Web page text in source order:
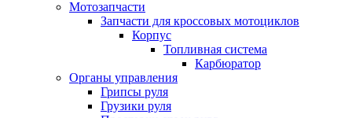
Мотозапчасти
Запчасти для кроссовых мотоциклов
Корпус
Топливная система
Карбюратор
Органы управления
Грипсы руля
Грузики руля